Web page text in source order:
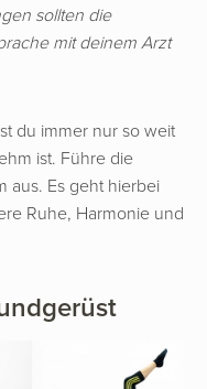
sollten die
mit deinem Arzt
du immer nur so weit
ist. Führe die
aus. Es geht hierbei
Ruhe, Harmonie und